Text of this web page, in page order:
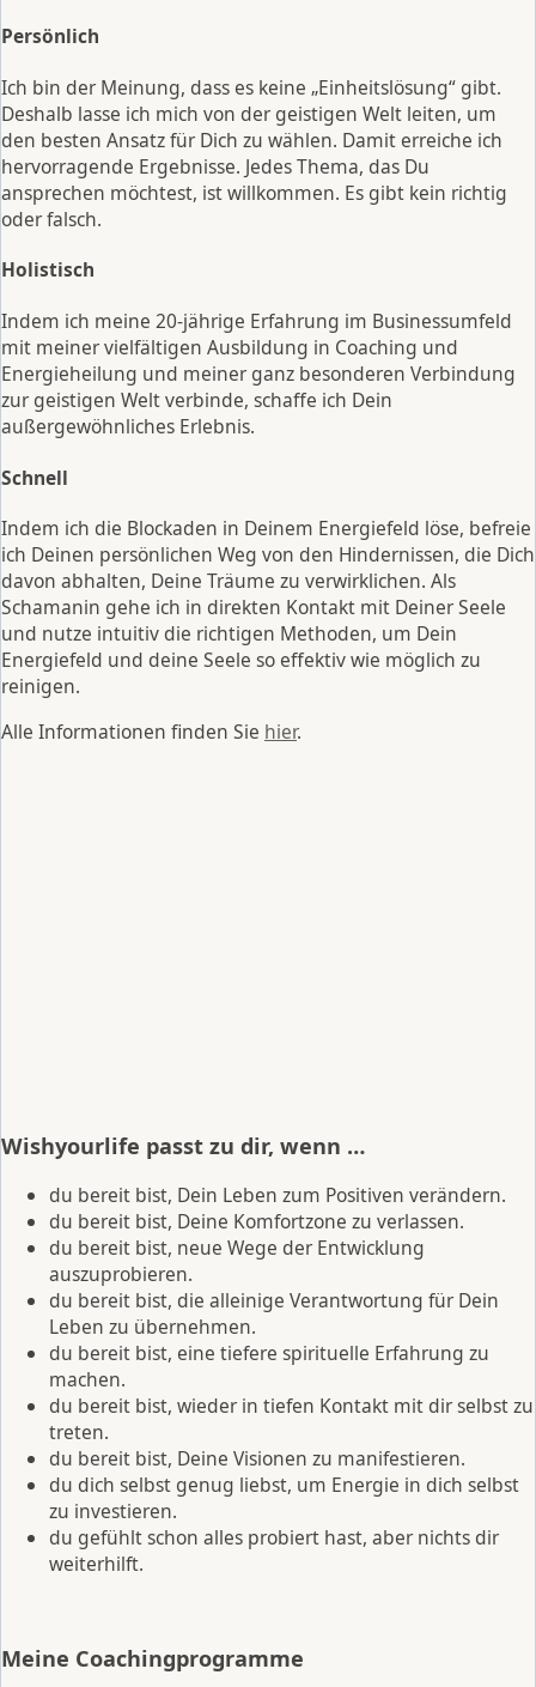
Persönlich
Ich bin der Meinung, dass es keine „Einheitslösung“ gibt.
Deshalb lasse ich mich von der geistigen Welt leiten, um
den besten Ansatz für Dich zu wählen. Damit erreiche ich
hervorragende Ergebnisse. Jedes Thema, das Du
ansprechen möchtest, ist willkommen. Es gibt kein richtig
oder falsch.
Holistisch
Indem ich meine 20-jährige Erfahrung im Businessumfeld
mit meiner vielfältigen Ausbildung in Coaching und
Energieheilung und meiner ganz besonderen Verbindung
zur geistigen Welt verbinde, schaffe ich Dein
außergewöhnliches Erlebnis.
Schnell
Indem ich die Blockaden in Deinem Energiefeld löse, befreie
ich Deinen persönlichen Weg von den Hindernissen, die Dich
davon abhalten, Deine Träume zu verwirklichen. Als
Schamanin gehe ich in direkten Kontakt mit Deiner Seele
und nutze intuitiv die richtigen Methoden, um Dein
Energiefeld und deine Seele so effektiv wie möglich zu
reinigen.
Alle Informationen finden Sie hier.
Wishyourlife passt zu dir, wenn …
du bereit bist, Dein Leben zum Positiven verändern.
du bereit bist, Deine Komfortzone zu verlassen.
du bereit bist, neue Wege der Entwicklung
auszuprobieren.
du bereit bist, die alleinige Verantwortung für Dein
Leben zu übernehmen.
du bereit bist, eine tiefere spirituelle Erfahrung zu
machen.
du bereit bist, wieder in tiefen Kontakt mit dir selbst zu
treten.
du bereit bist, Deine Visionen zu manifestieren.
du dich selbst genug liebst, um Energie in dich selbst
zu investieren.
du gefühlt schon alles probiert hast, aber nichts dir
weiterhilft.
Meine Coachingprogramme